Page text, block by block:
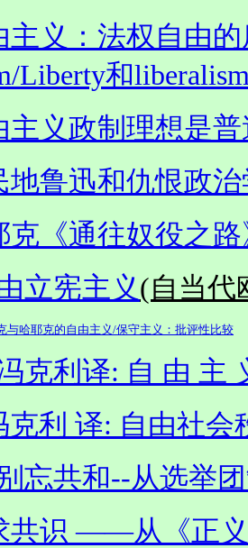
义：法权自由的
Liberty和
主义政制理想是
地鲁迅和仇恨政
克《通往奴役之
立宪主义 (自当代
与哈耶克的自由主义/保守主义 ： 批评性比较
克利译: 自 由 主
克利 译: 自由社会
忘共和--从选举
共识 ——从《正